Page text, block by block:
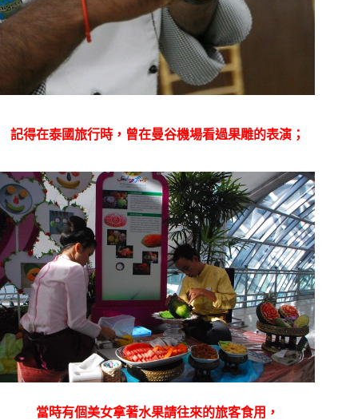
記得在泰國旅行時，曾在曼谷機場看過果雕的表演；
當時有個美女拿著水果請往來的旅客食用，